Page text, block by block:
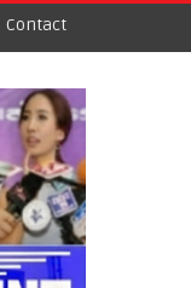
Contact